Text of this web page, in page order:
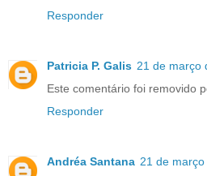
Responder
Patricia P. Galis 21 de março
Este comentário foi removido
Responder
Andréa Santana 21 de